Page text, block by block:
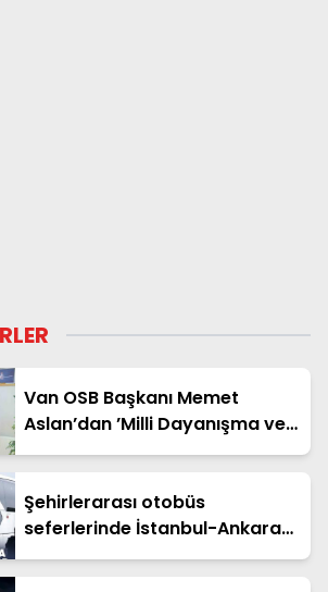
Van OSB Başkanı Memet
Aslan’dan ’Milli Dayanışma ve
Toplumsal Bütünleşme’ kanun
Şehirlerarası otobüs
seferlerinde İstanbul-Ankara
hattında ara duraklar